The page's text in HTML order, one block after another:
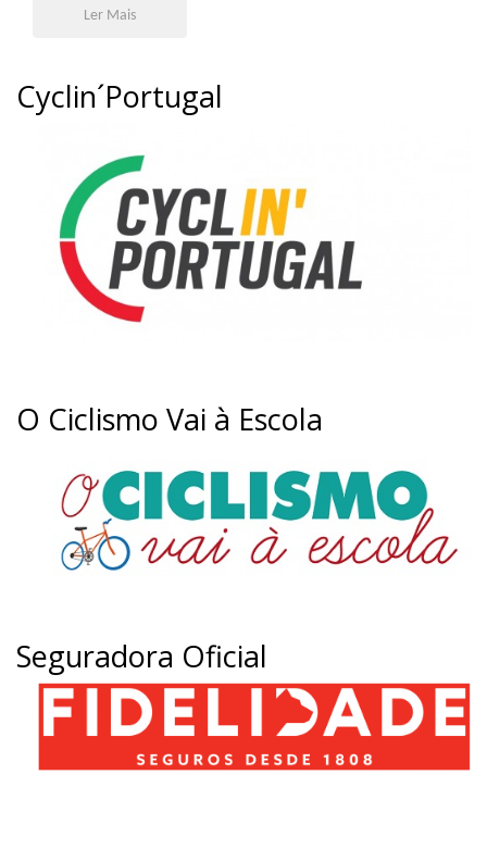
competição que, ao longo de três dias, reuniu os melhores
Ler Mais
Cyclin´Portugal
O Ciclismo Vai à Escola
Seguradora Oficial